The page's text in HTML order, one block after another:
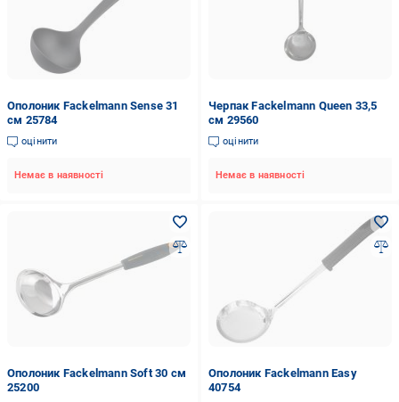
Ополоник Fackelmann Sense 31
см 25784
оцінити
Немає в наявності
Черпак Fackelmann Queen 33,5
см 29560
оцінити
Немає в наявності
Ополоник Fackelmann Soft 30 см
25200
Ополоник Fackelmann Easy
40754